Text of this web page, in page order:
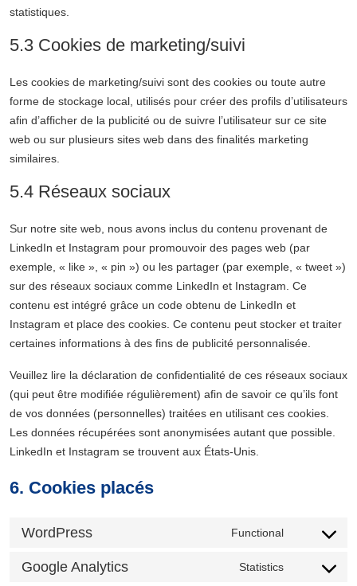
statistiques.
5.3 Cookies de marketing/suivi
Les cookies de marketing/suivi sont des cookies ou toute autre
forme de stockage local, utilisés pour créer des profils d’utilisateurs
afin d’afficher de la publicité ou de suivre l’utilisateur sur ce site
web ou sur plusieurs sites web dans des finalités marketing
similaires.
5.4 Réseaux sociaux
Sur notre site web, nous avons inclus du contenu provenant de
LinkedIn et Instagram pour promouvoir des pages web (par
exemple, « like », « pin ») ou les partager (par exemple, « tweet »)
sur des réseaux sociaux comme LinkedIn et Instagram. Ce
contenu est intégré grâce un code obtenu de LinkedIn et
Instagram et place des cookies. Ce contenu peut stocker et traiter
certaines informations à des fins de publicité personnalisée.
Veuillez lire la déclaration de confidentialité de ces réseaux sociaux
(qui peut être modifiée régulièrement) afin de savoir ce qu’ils font
de vos données (personnelles) traitées en utilisant ces cookies.
Les données récupérées sont anonymisées autant que possible.
LinkedIn et Instagram se trouvent aux États-Unis.
6. Cookies placés
WordPress Functional
Consent
service
Google Analytics Statistics
Consent